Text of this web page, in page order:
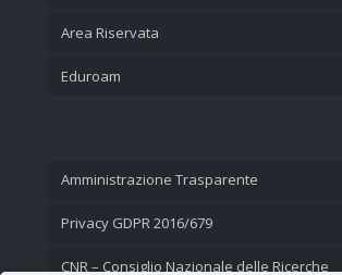
Area Riservata
Eduroam
Amministrazione Trasparente
Privacy GDPR 2016/679
CNR – Consiglio Nazionale delle Ricerche